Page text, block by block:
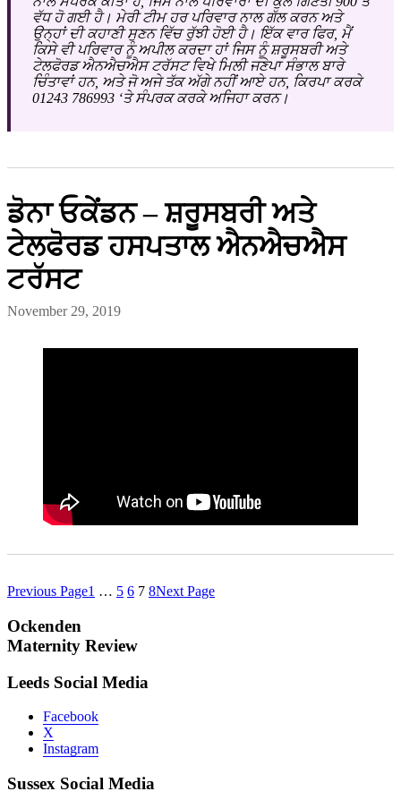
ਵੱਧ ਹੋ ਗਈ ਹੈ। ਮੇਰੀ ਟੀਮ ਹਰ ਪਰਿਵਾਰ ਨਾਲ ਗੱਲ ਕਰਨ ਅਤੇ
ਉਨ੍ਹਾਂ ਦੀ ਕਹਾਣੀ ਸੁਣਨ ਵਿੱਚ ਰੁੱਝੀ ਹੋਈ ਹੈ। ਇੱਕ ਵਾਰ ਫਿਰ, ਮੈਂ
ਕਿਸੇ ਵੀ ਪਰਿਵਾਰ ਨੂੰ ਅਪੀਲ ਕਰਦਾ ਹਾਂ ਜਿਸ ਨੂੰ ਸ਼ਰੂਸਬਰੀ ਅਤੇ
ਟੇਲਫੋਰਡ ਐਨਐਚਐਸ ਟਰੱਸਟ ਵਿਖੇ ਮਿਲੀ ਜਣੇਪਾ ਸੰਭਾਲ ਬਾਰੇ
ਚਿੰਤਾਵਾਂ ਹਨ, ਅਤੇ ਜੋ ਅਜੇ ਤੱਕ ਅੱਗੇ ਨਹੀਂ ਆਏ ਹਨ, ਕਿਰਪਾ ਕਰਕੇ
01243 786993 ‘ਤੇ ਸੰਪਰਕ ਕਰਕੇ ਅਜਿਹਾ ਕਰਨ।
ਡੋਨਾ ਓਕੇਂਡਨ – ਸ਼ਰੂਸਬਰੀ ਅਤੇ
ਟੇਲਫੋਰਡ ਹਸਪਤਾਲ ਐਨਐਚਐਸ
ਟਰੱਸਟ
November 29, 2019
Previous Page1 … 5 6 7 8Next Page
Ockenden
Maternity Review
Leeds Social Media
Facebook
X
Instagram
Sussex Social Media